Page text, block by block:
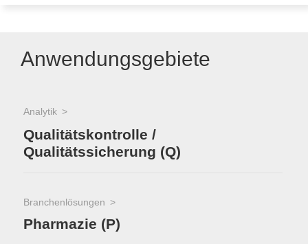
Anwendungsgebiete
Analytik
Qualitätskontrolle /
Qualitätssicherung (Q)
Branchenlösungen
Pharmazie (P)